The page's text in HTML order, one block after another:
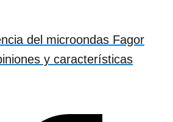
del microondas Fagor
y características